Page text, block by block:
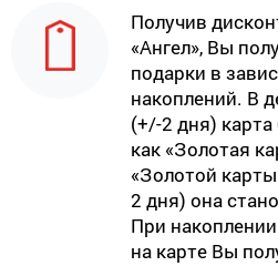
Получив
«Ангел», Вы
подарки в
накоплений. В
(+/-2 дня) карта
как «Золотая
«Золотой
2 дня) она
При
на карте Вы